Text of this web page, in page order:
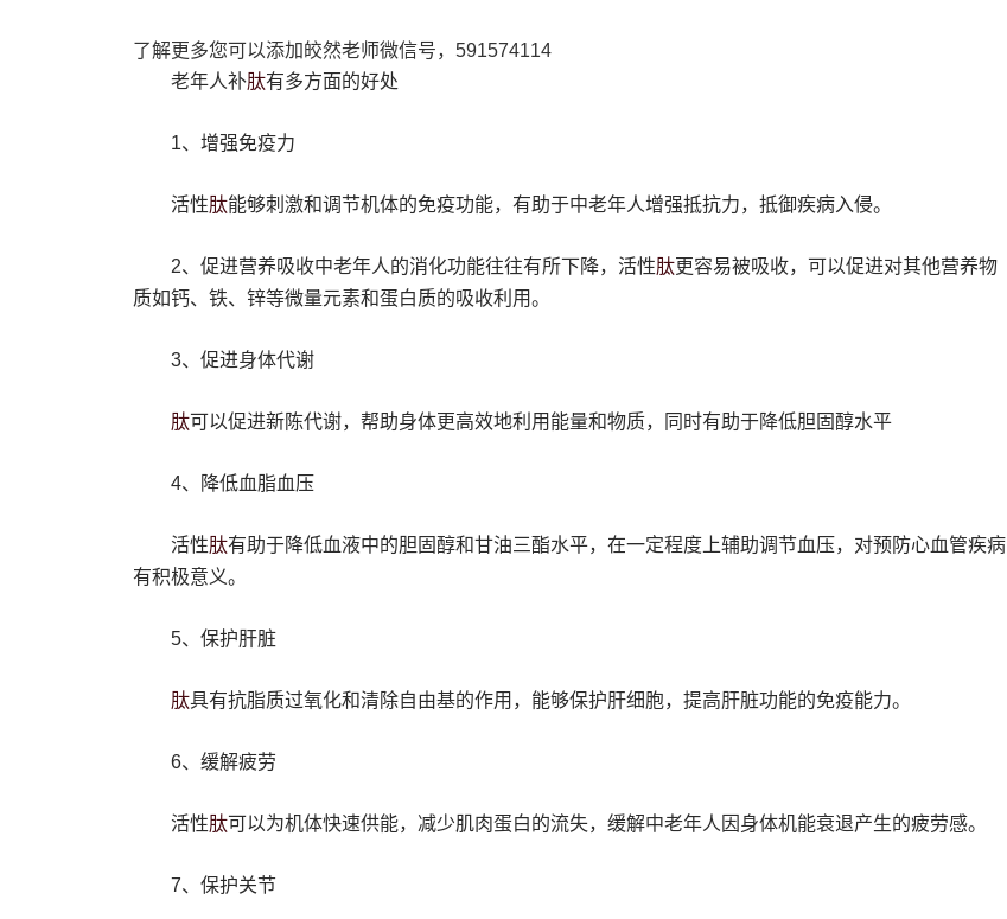
了解更多您可以添加皎然老师微信号，591574114
‌老年人补肽有多方面的好处‌
1、增强免疫力
活性肽能够刺激和调节机体的免疫功能，有助于中老年人增强抵抗力，抵御疾病入侵。
2、促进营养吸收中老年人的消化功能往往有所下降，活性肽更容易被吸收，可以促进对其他营养物
质如钙、铁、锌等微量元素和蛋白质的吸收利用。
‌3、促进身体代谢‌
肽可以促进新陈代谢，帮助身体更高效地利用能量和物质，同时有助于降低胆固醇水平
4、降低血脂血压
活性肽有助于降低血液中的胆固醇和甘油三酯水平，在一定程度上辅助调节血压，对预防心血管疾病
有积极意义。
‌5、保护肝脏‌
肽具有抗脂质过氧化和清除自由基的作用，能够保护肝细胞，提高肝脏功能的免疫能力。
6、缓解疲劳
活性肽可以为机体快速供能，减少肌肉蛋白的流失，缓解中老年人因身体机能衰退产生的疲劳感。
7、保护关节